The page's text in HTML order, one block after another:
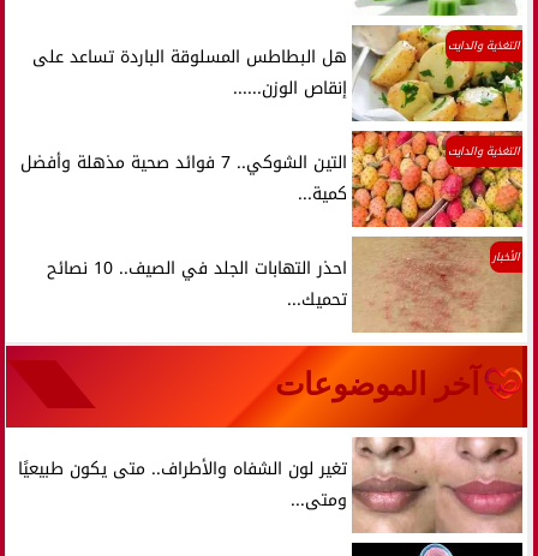
التغذية والدايت
هل البطاطس المسلوقة الباردة تساعد على
إنقاص الوزن......
التغذية والدايت
التين الشوكي.. 7 فوائد صحية مذهلة وأفضل
كمية...
الأخبار
احذر التهابات الجلد في الصيف.. 10 نصائح
تحميك...
آخر الموضوعات
تغير لون الشفاه والأطراف.. متى يكون طبيعيًا
ومتى...